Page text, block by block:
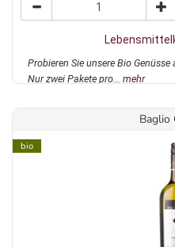
Probieren Sie unsere Bio
Nur zwei Pakete pro... mehr
Baglio
bio